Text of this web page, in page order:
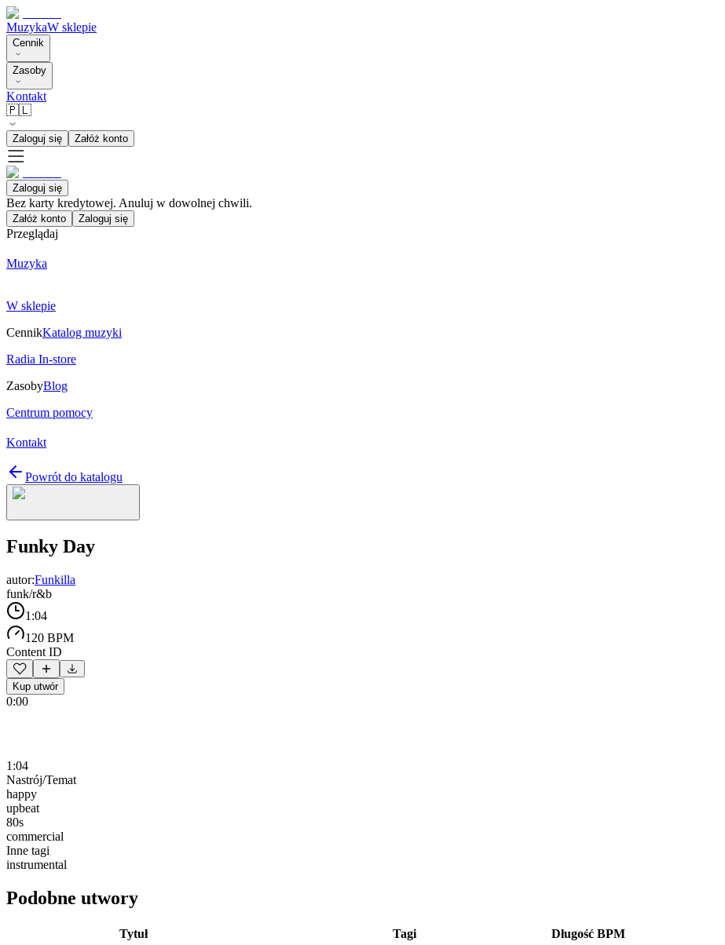
MuzykaW sklepie
Cennik
Zasoby
Kontakt
🇵🇱
Zaloguj się Załóż konto
Zaloguj się
Bez karty kredytowej. Anuluj w dowolnej chwili.
Załóż konto Zaloguj się
Przeglądaj
Muzyka
W sklepie
CennikKatalog muzyki
Radia In-store
ZasobyBlog
Centrum pomocy
Kontakt
Powrót do katalogu
Funky Day
autor:Funkilla
funk/r&b
1:04
120 BPM
Content ID
Kup utwór
0:00
1:04
Nastrój/Temat
happy
upbeat
80s
commercial
Inne tagi
instrumental
Podobne utwory
Tytuł Tagi Długość BPM